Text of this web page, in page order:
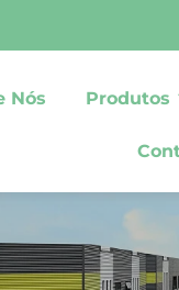
Nós Produtos